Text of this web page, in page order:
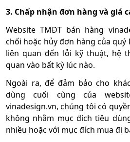
3. Chấp nhận đơn hàng và giá
Website TMĐT bán hàng
chối hoặc hủy đơn hàng của quý
liên quan đến lỗi kỹ thuật, hệ
quan vào bất kỳ lúc nào.
Ngoài ra, để đảm bảo cho
dùng cuối cùng của
vinadesign.vn, chúng tôi có
không nhằm mục đích tiêu
nhiều hoặc với mục đích mua đi